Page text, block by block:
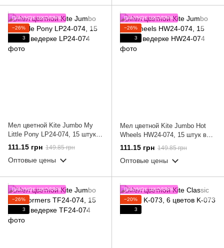
ПАКУНОК ШКОЛЯРА
−26%
3
Мел цветной Kite Jumbo My
Little Pony LP24-074, 15 штук в
ведерке
111.15 грн 149.85 грн
Оптовые цены
ПАКУНОК ШКОЛЯРА
−26%
3
Мел цветной Kite Jumbo Hot
Wheels HW24-074, 15 штук в
ведерке
111.15 грн 149.85 грн
Оптовые цены
ПАКУНОК ШКОЛЯРА
−26%
3
ПАКУНОК ШКОЛЯРА
−20%
3